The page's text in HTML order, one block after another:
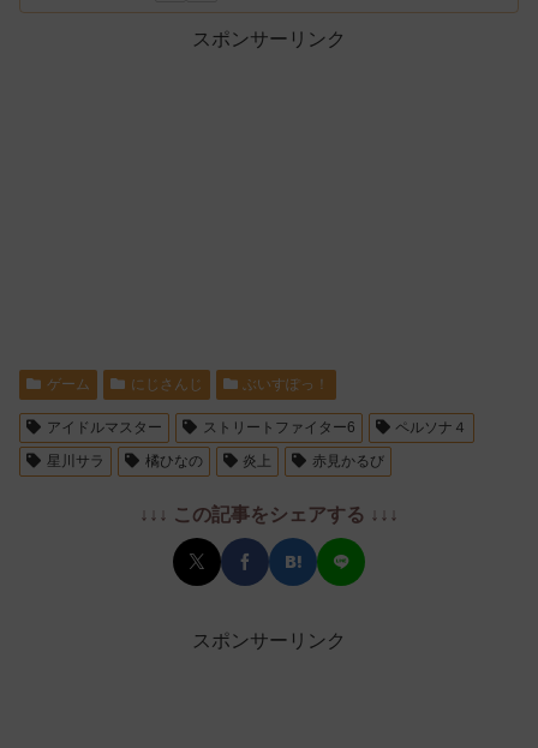
スポンサーリンク
ゲーム にじさんじ ぶいすぽっ！
アイドルマスター ストリートファイター6
ペルソナ４
星川サラ
橘ひなの 炎上 赤見かるび
↓↓↓ この記事をシェアする ↓↓↓
スポンサーリンク